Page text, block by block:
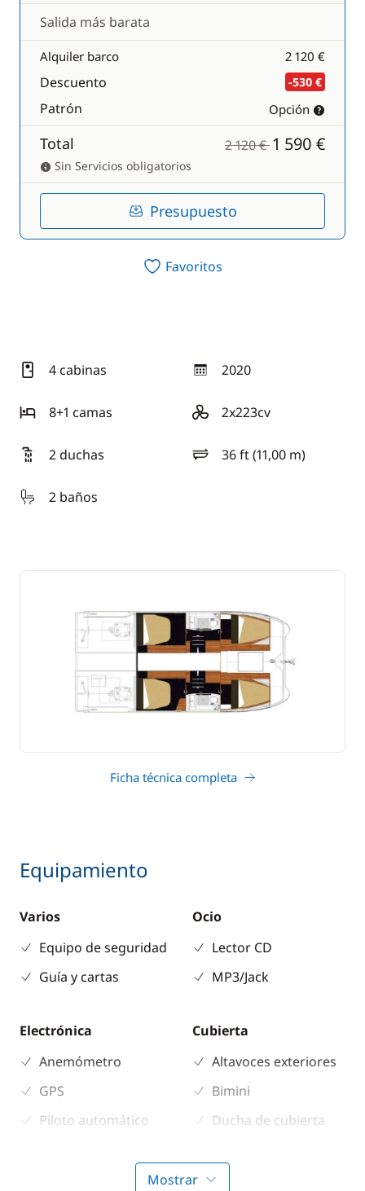
Salida más barata
Alquiler barco 2 120 €
Descuento -530 €
Patrón Opción
Total 2 120 €1 590 €
Sin Servicios obligatorios
Presupuesto
Favoritos
4 cabinas 2020
año
8+1 camas
2x223cv
motorización
2 duchas
36 ft (11,00 m)
eslora
2 baños
Ficha técnica completa
Equipamiento
Varios
Equipo de seguridad
Guía y cartas
Ocio
Lector CD
MP3/Jack
Electrónica
Anemómetro
GPS
Piloto automático
Cubierta
Altavoces exteriores
Bimini
Ducha de cubierta
Mesa de bañera
Mostrar